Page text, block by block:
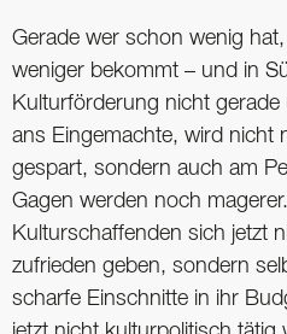
Gerade wer schon wenig
weniger bekommt – und in
Kulturförderung nicht gerade
ans Eingemachte, wird nicht
gespart, sondern auch am
Gagen werden noch
Kulturschaffenden sich jetzt
zufrieden geben, sondern
scharfe Einschnitte in ihr